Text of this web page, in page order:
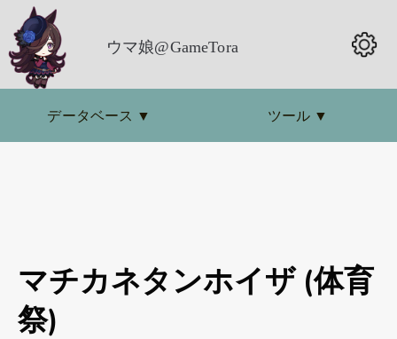
ウマ娘@GameTora
データベース ▼ ツール ▼
マチカネタンホイザ (体育
祭)